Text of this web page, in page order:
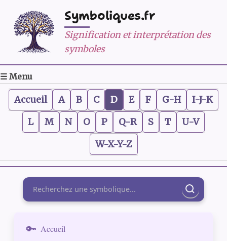
Symboliques.fr
Signification et interprétation des
symboles
☰ Menu
Accueil A B C D E F G-H
I-J-K
L
M N O P Q-R S T
U-V
W-X-Y-Z
Rechercher
Accueil